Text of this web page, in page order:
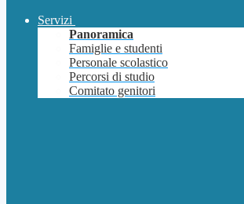
Servizi
Panoramica
Famiglie e studenti
Personale scolastico
Percorsi di studio
Comitato genitori